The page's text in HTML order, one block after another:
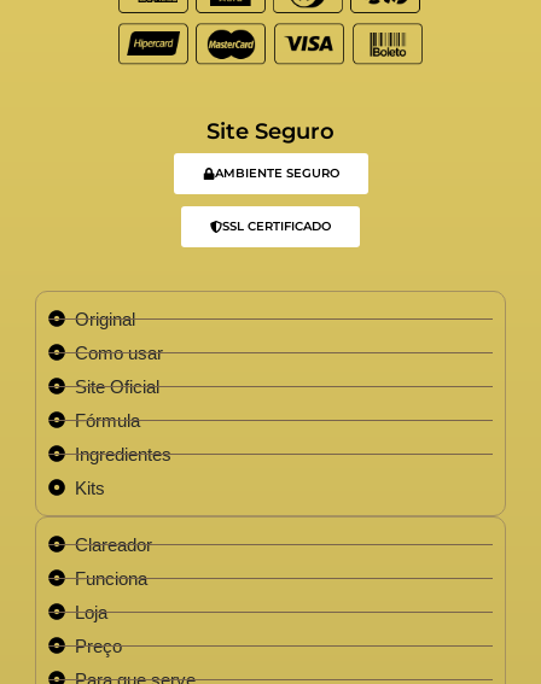
Site Seguro
AMBIENTE SEGURO
SSL CERTIFICADO
Original
Como usar
Site Oficial
Fórmula
Ingredientes
Kits
Clareador
Funciona
Loja
Preço
Para que serve